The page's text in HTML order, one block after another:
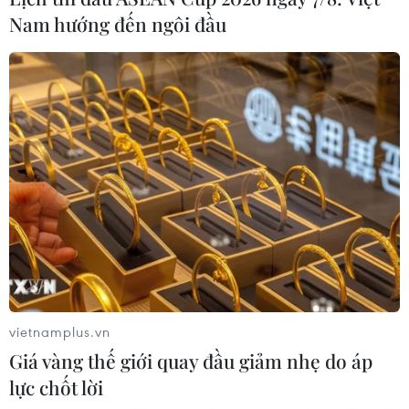
Việt với bánh chưng, nem, giò, chả./.
Bà con Việt kiều thưởng thức hương vị Tết Việt.
(TTXVN/Vietnam+)
Nam hướng đến ngôi đầu
vietnamplus.vn
Giá vàng thế giới quay đầu giảm nhẹ do áp
lực chốt lời